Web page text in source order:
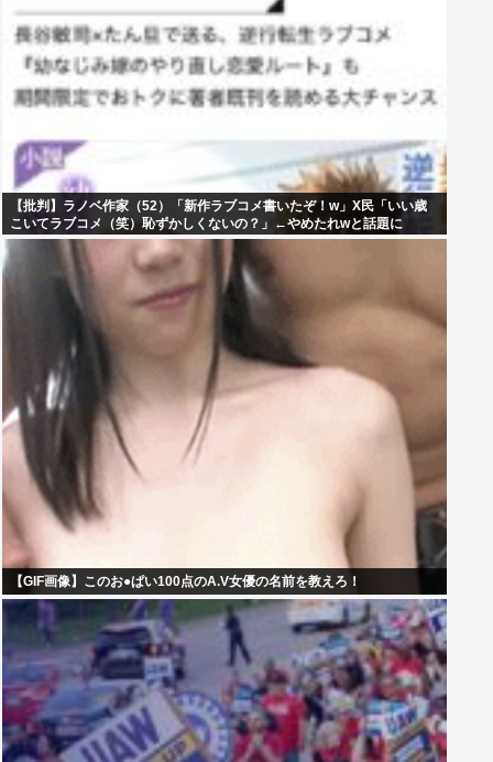
【批判】ラノベ作家（52）「新作ラブコメ書いたぞ！w」X民「いい歳
こいてラブコメ（笑）恥ずかしくないの？」←やめたれwと話題に
【GIF画像】このお●ぱい100点のA.V女優の名前を教えろ！